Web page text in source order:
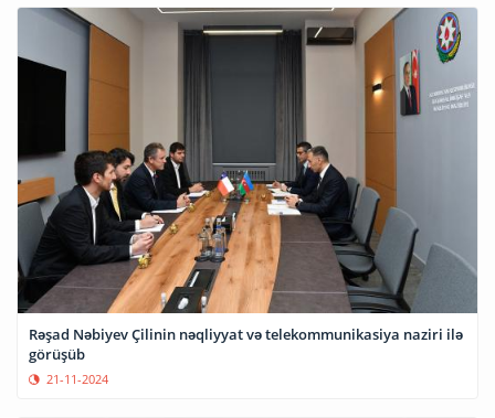
Rəşad Nəbiyev Çilinin nəqliyyat və telekommunikasiya naziri ilə
görüşüb
21-11-2024